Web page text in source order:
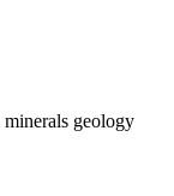
minerals geology